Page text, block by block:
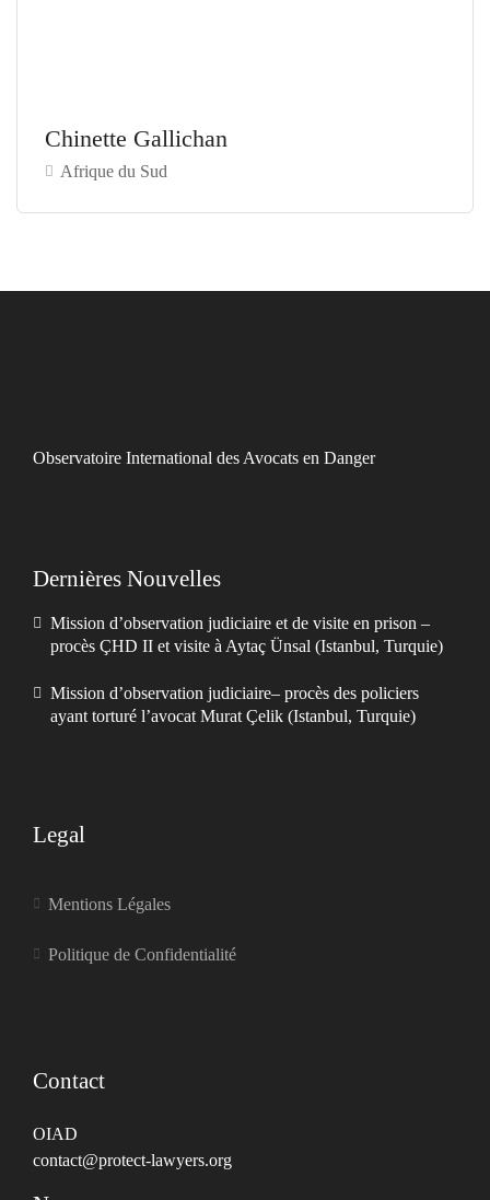
Chinette Gallichan
Afrique du Sud
Observatoire International des Avocats en Danger
Dernières Nouvelles
Mission d’observation judiciaire et de visite en prison –
procès ÇHD II et visite à Aytaç Ünsal (Istanbul, Turquie)
Mission d’observation judiciaire– procès des policiers
ayant torturé l’avocat Murat Çelik (Istanbul, Turquie)
Legal
Mentions Légales
Politique de Confidentialité
Contact
OIAD
contact@protect-lawyers.org